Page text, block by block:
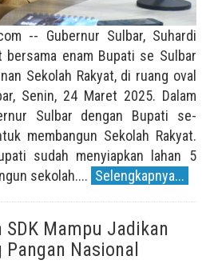
-- Gubernur Sulbar, Suhardi
bersama enam Bupati se Sulbar
Sekolah Rakyat, di ruang oval
Senin, 24 Maret 2025. Dalam
Sulbar dengan Bupati se-
membangun Sekolah Rakyat.
sudah menyiapkan lahan 5
sekolah.... Selengkapnya...
Mampu Jadikan
Nasional